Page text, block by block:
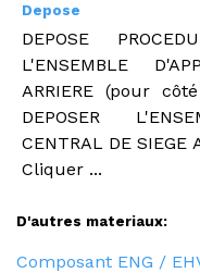
Depose
DEPOSE
L'ENSEMBLE
ARRIERE (pour
DEPOSER
CENTRAL DE SIEGE
Cliquer ...
D'autres materiaux:
Composant ENG /